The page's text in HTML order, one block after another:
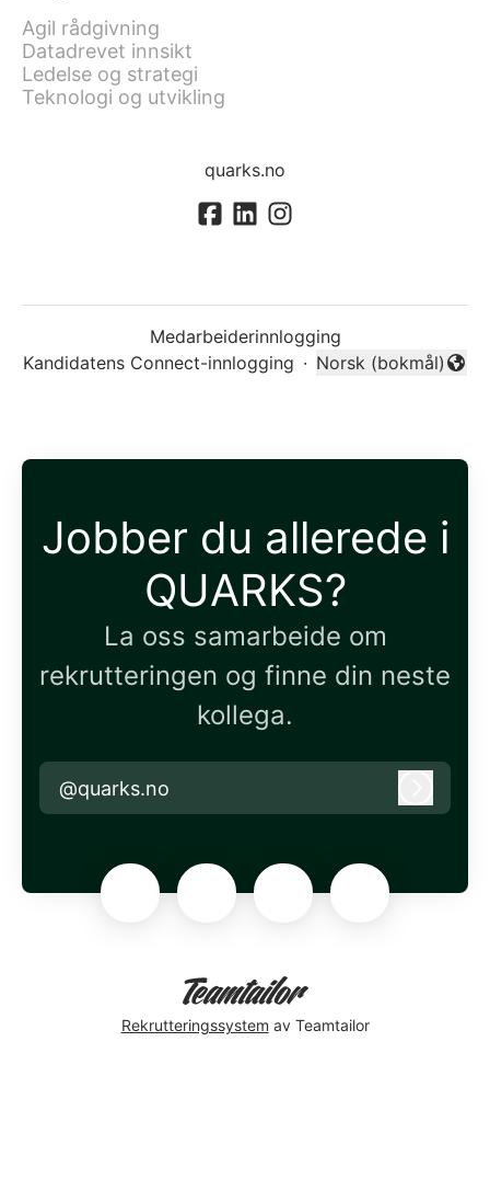
Agil rådgivning
Datadrevet innsikt
Ledelse og strategi
Teknologi og utvikling
quarks.no
Medarbeiderinnlogging
Kandidatens Connect-innlogging ·
Endre språk
Norsk (bokmål)
Jobber du allerede i
QUARKS?
La oss samarbeide om
rekrutteringen og finne din neste
kollega.
@quarks.no
Rekrutteringssystem av Teamtailor